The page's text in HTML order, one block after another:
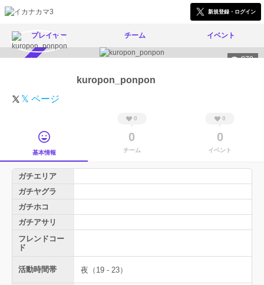
新規登録・ログイン
プレイヤー チーム イベント
870
kuropon_ponpon
𝕏 ページ
基本情報
0
0
チーム
0
0
イベント
ガチエリア
ガチヤグラ
ガチホコ
ガチアサリ
フレンドコー
ド
活動時間帯 夜（19 - 23）